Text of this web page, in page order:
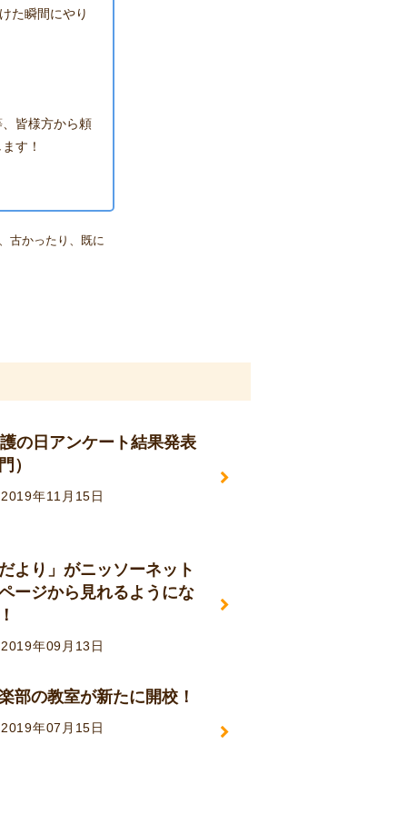
た瞬間にやり
皆様方から頼
す！
古かったり、既に
の日アンケート結果発表
）
2019年11月15日
だより」がニッソーネット
ージから見れるようにな
2019年09月13日
部の教室が新たに開校！
2019年07月15日